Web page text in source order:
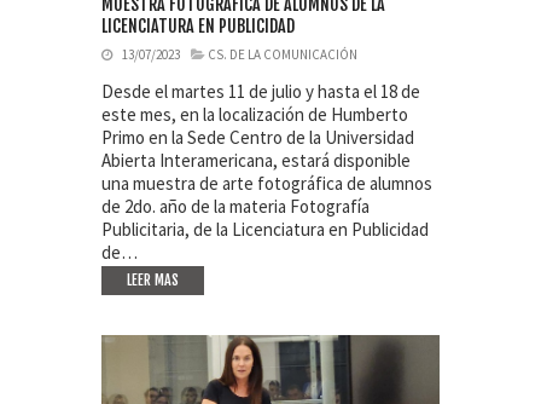
MUESTRA FOTOGRÁFICA DE ALUMNOS DE LA
LICENCIATURA EN PUBLICIDAD
13/07/2023 CS. DE LA COMUNICACIÓN
Desde el martes 11 de julio y hasta el 18 de
este mes, en la localización de Humberto
Primo en la Sede Centro de la Universidad
Abierta Interamericana, estará disponible
una muestra de arte fotográfica de alumnos
de 2do. año de la materia Fotografía
Publicitaria, de la Licenciatura en Publicidad
de…
LEER MAS